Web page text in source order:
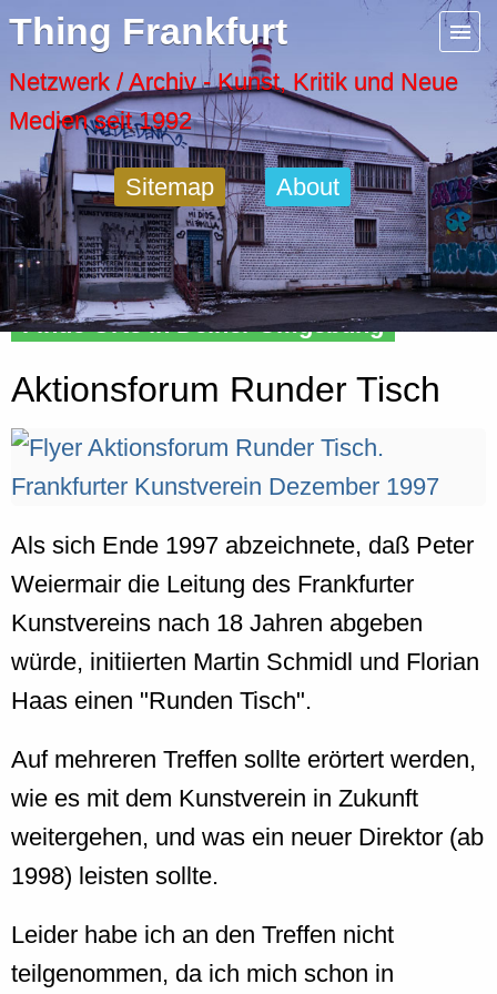
Thing Frankfurt
Netzwerk / Archiv - Kunst, Kritik und Neue
Medien seit 1992
Sitemap About
Finde Orte in Deiner Umgebung
Aktionsforum Runder Tisch
Als sich Ende 1997 abzeichnete, daß Peter
Weiermair die Leitung des Frankfurter
Kunstvereins nach 18 Jahren abgeben
würde, initiierten Martin Schmidl und Florian
Haas einen "Runden Tisch".
Auf mehreren Treffen sollte erörtert werden,
wie es mit dem Kunstverein in Zukunft
weitergehen, und was ein neuer Direktor (ab
1998) leisten sollte.
Leider habe ich an den Treffen nicht
teilgenommen, da ich mich schon in
Menu
Artspaces
Cool Places
Frankfurt Diary
Activity
Recent Posts
Home